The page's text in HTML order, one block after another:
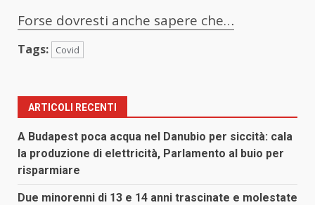
Forse dovresti anche sapere che…
Tags: Covid
ARTICOLI RECENTI
A Budapest poca acqua nel Danubio per siccità: cala
la produzione di elettricità, Parlamento al buio per
risparmiare
Due minorenni di 13 e 14 anni trascinate e molestate